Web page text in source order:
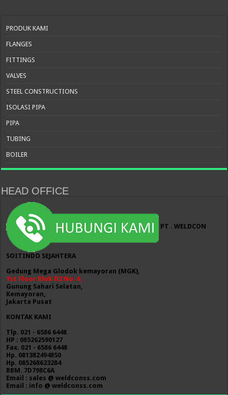
PRODUK KAMI
FLANGES
FITTINGS
VALVES
STEEL CONSTRUCTIONS
ISOLASI PIPA
PIPA
TUBING
BOILER
HEAD OFFICE
PT . WELDCON
SOITINDO SEJAHTERA
Gedung Mega Glodok kemayoran (MGK),
1st Floor Blok D2 No. 6,
Gunung Sahari Selatan,
Kemayoran,
Jakarta Pusat
KONTAK KAMI
Tlp. 021 - 6586 6448
HP : 085262590127
Fax. 021 - 6586 6448
Hp. 081382494850
Hp. 085268623284
BBM. 7D798C6A
Email : sales @ weldconss.com
Email : info @ weldconss.com